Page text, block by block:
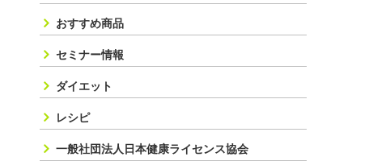
おすすめ商品
セミナー情報
ダイエット
レシピ
一般社団法人日本健康ライセンス協会